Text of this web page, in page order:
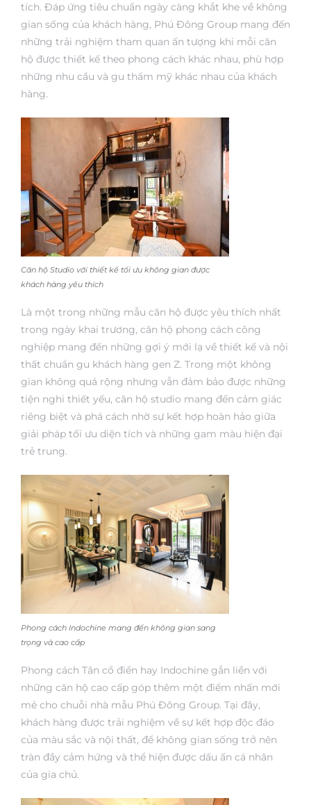
tích. Đáp ứng tiêu chuẩn ngày càng khắt khe về không
gian sống của khách hàng, Phú Đông Group mang đến
những trải nghiệm tham quan ấn tượng khi mỗi căn
hộ được thiết kế theo phong cách khác nhau, phù hợp
những nhu cầu và gu thẩm mỹ khác nhau của khách
hàng.
Căn hộ Studio với thiết kế tối ưu không gian được
khách hàng yêu thích
Là một trong những mẫu căn hộ được yêu thích nhất
trong ngày khai trương, căn hộ phong cách công
nghiệp mang đến những gợi ý mới lạ về thiết kế và nội
thất chuẩn gu khách hàng gen Z. Trong một không
gian không quá rộng nhưng vẫn đảm bảo được những
tiện nghi thiết yếu, căn hộ studio mang đến cảm giác
riêng biệt và phá cách nhờ sự kết hợp hoàn hảo giữa
giải pháp tối ưu diện tích và những gam màu hiện đại
trẻ trung.
Phong cách Indochine mang đến không gian sang
trọng và cao cấp
Phong cách Tân cổ điển hay Indochine gắn liền với
những căn hộ cao cấp góp thêm một điểm nhấn mới
mẻ cho chuỗi nhà mẫu Phú Đông Group. Tại đây,
khách hàng được trải nghiệm về sự kết hợp độc đáo
của màu sắc và nội thất, để không gian sống trở nên
tràn đầy cảm hứng và thể hiện được dấu ấn cá nhân
của gia chủ.